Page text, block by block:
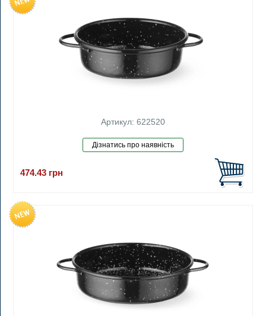
Артикул: 622520
474.43 грн